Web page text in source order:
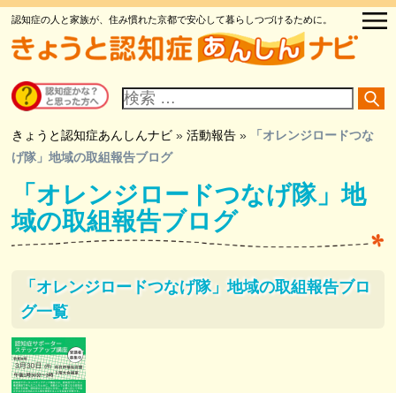
認知症の人と家族が、住み慣れた京都で安心して暮らしつづけるために。
イ
ト
検
索
きょうと認知症あんしんナビ »活動報告 »
「オレンジロードつな
げ隊」地域の取組報告ブログ
「オレンジロードつなげ隊」地
域の取組報告ブログ
「オレンジロードつなげ隊」地域の取組報告ブロ
グ一覧